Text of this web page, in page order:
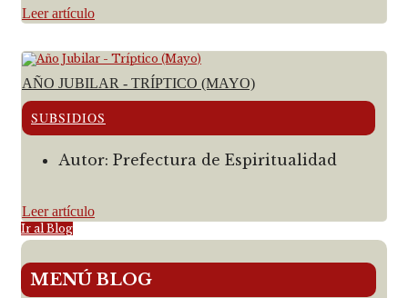
Leer artículo
AÑO JUBILAR - TRÍPTICO (MAYO)
SUBSIDIOS
Autor: Prefectura de Espiritualidad
Leer artículo
Ir al Blog
MENÚ BLOG